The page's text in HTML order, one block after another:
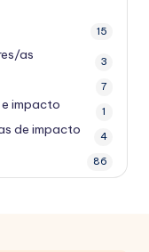
15
as 3
7
impacto 1
de impacto 4
86